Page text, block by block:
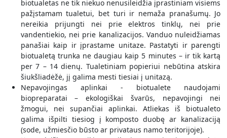
biotualetas ne tik niekuo nenusileidžia įprastiniam visiems
pažįstamam tualetui, bet turi ir nemaža pranašumų. Jo
nereikia prijungti nei prie elektros tinklų, nei prie
vandentiekio, nei prie kanalizacijos. Vanduo nuleidžiamas
panašiai kaip ir įprastame unitaze. Pastatyti ir parengti
biotualetą trunka ne daugiau kaip 5 minutes – ir tik kartą
per 7 – 14 dienų. Tualetiniam popieriui nebūtina atskira
šiukšliadėžė, jį galima mesti tiesiai į unitazą.
Nepavojingas aplinkai - biotualete naudojami
biopreparatai – ekologiškai švarūs, nepavojingi nei
žmogui, nei supančiai aplinkai. Atliekas iš biotualeto
galima išpilti tiesiog į komposto duobę ar kanalizaciją
(sode, užmiesčio būsto ar privataus namo teritorijoje).